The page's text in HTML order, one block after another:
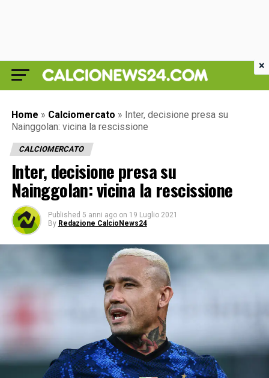
Home » Calciomercato » Inter, decisione presa su
Nainggolan: vicina la rescissione
CALCIOMERCATO
Inter, decisione presa su
Nainggolan: vicina la rescissione
Published 5 anni ago on 19 Luglio 2021
By Redazione CalcioNews24
×